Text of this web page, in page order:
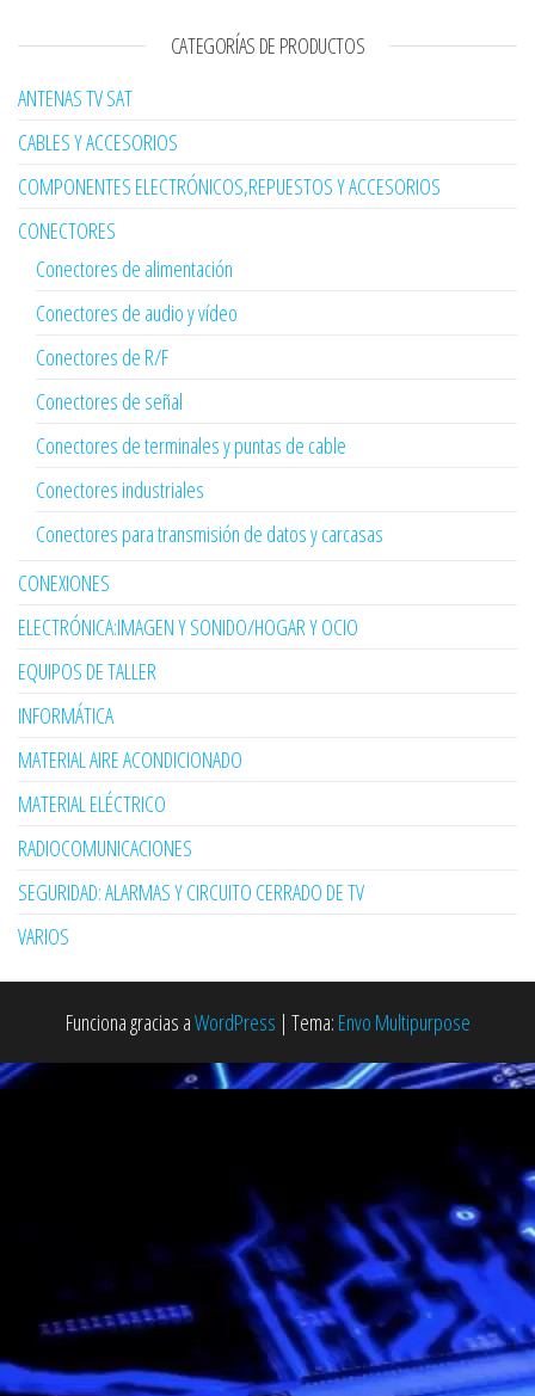
CATEGORÍAS DE PRODUCTOS
ANTENAS TV SAT
CABLES Y ACCESORIOS
COMPONENTES ELECTRÓNICOS,REPUESTOS Y ACCESORIOS
CONECTORES
Conectores de alimentación
Conectores de audio y vídeo
Conectores de R/F
Conectores de señal
Conectores de terminales y puntas de cable
Conectores industriales
Conectores para transmisión de datos y carcasas
CONEXIONES
ELECTRÓNICA:IMAGEN Y SONIDO/HOGAR Y OCIO
EQUIPOS DE TALLER
INFORMÁTICA
MATERIAL AIRE ACONDICIONADO
MATERIAL ELÉCTRICO
RADIOCOMUNICACIONES
SEGURIDAD: ALARMAS Y CIRCUITO CERRADO DE TV
VARIOS
Funciona gracias aWordPress | Tema: Envo Multipurpose